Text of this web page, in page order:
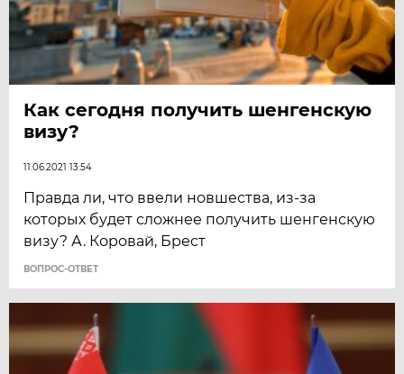
Как сегодня получить шенгенскую
визу?
11.06.2021 13:54
Правда ли, что ввели новшества, из-за
которых будет сложнее получить шенгенскую
визу? А. Коровай, Брест
ВОПРОС-ОТВЕТ